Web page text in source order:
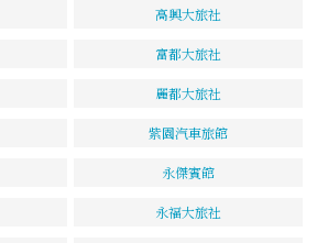
高興大旅社
富都大旅社
麗都大旅社
紫園汽車旅館
永傑賓館
永福大旅社